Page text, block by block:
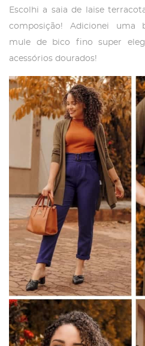
Escolhi a saia de laise
composição! Adicionei uma
mule de bico fino super
acessórios dourados!